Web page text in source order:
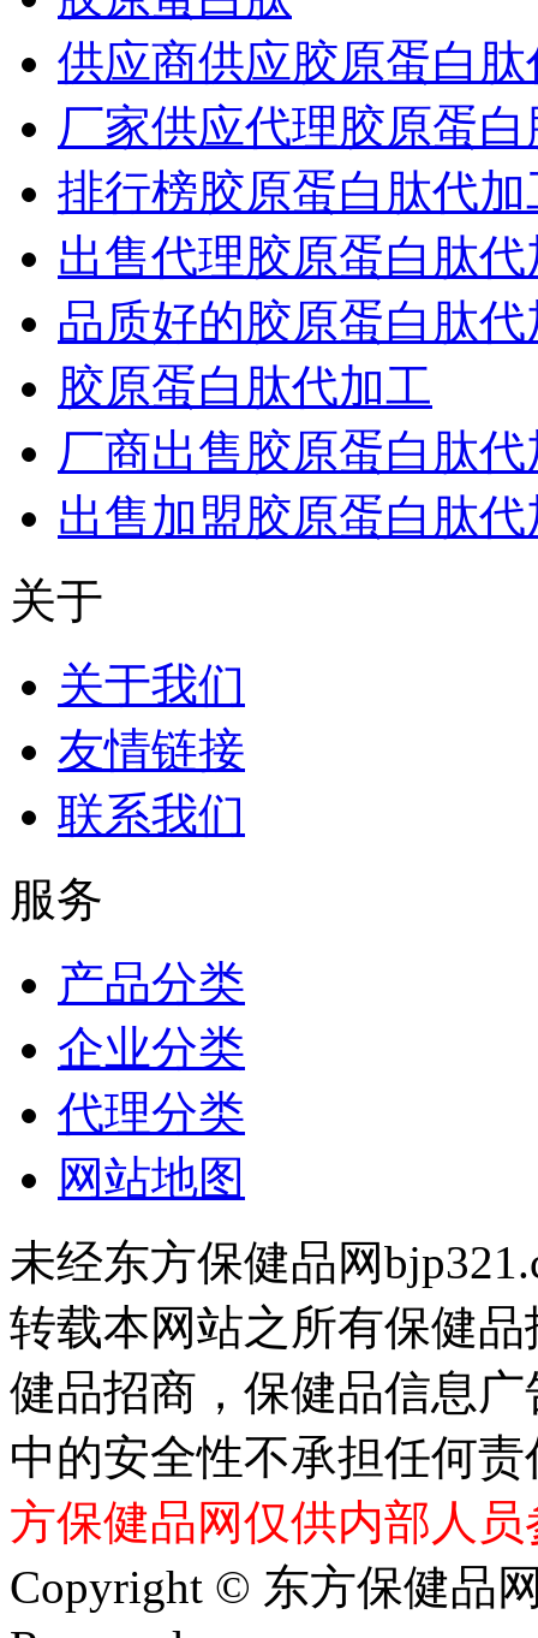
供应商供应胶原蛋白肽
厂家供应代理胶原蛋
排行榜胶原蛋白肽代加
出售代理胶原蛋白肽代
品质好的胶原蛋白肽代
胶原蛋白肽代加工
厂商出售胶原蛋白肽
出售加盟胶原蛋白肽代
关于
关于我们
友情链接
联系我们
服务
产品分类
企业分类
代理分类
网站地图
未经东方保健品网
转载本网站之所有保健
健品招商，保健品信息
中的安全性不承担任何
方保健品网仅供内部人
Copyright © 东方保健品